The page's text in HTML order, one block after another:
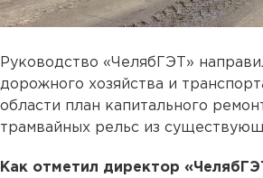
Руководство «ЧелябГЭТ»
дорожного хозяйства и
области план капитального
трамвайных рельс из
Как отметил директор